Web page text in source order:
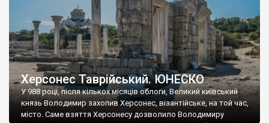
Херсонес Таврійський. ЮНЕСКО
У 988 році, після кількох місяців облоги, Великий київський
князь Володимир захопив Херсонес, візантійське, на той час,
місто. Саме взяття Херсонесу дозволило Володимиру